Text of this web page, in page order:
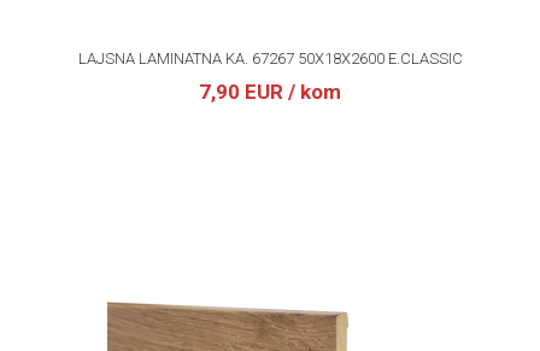
LAJSNA LAMINATNA KA. 67267 50X18X2600 E.CLASSIC
7,90 EUR / kom